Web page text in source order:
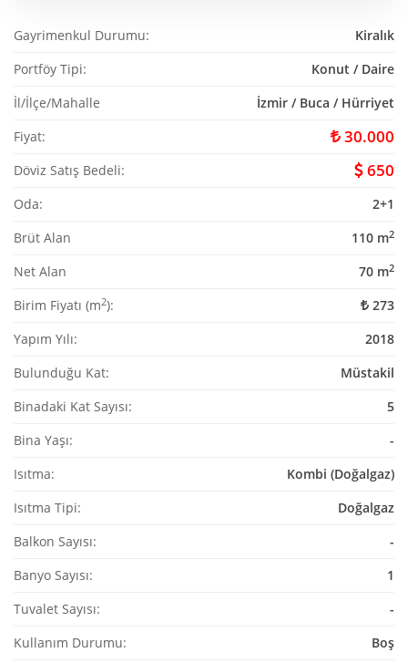
Gayrimenkul Durumu:
Kiralık
Portföy Tipi:
Konut / Daire
İl/İlçe/Mahalle
İzmir / Buca / Hürriyet
Fiyat:
30.000
Döviz Satış Bedeli: 650
Oda:
2+1
Brüt Alan
110 m2
Net Alan 70 m2
Birim Fiyatı (m2):
273
Yapım Yılı:
2018
Bulunduğu Kat:
Müstakil
Binadaki Kat Sayısı:
5
Bina Yaşı:
-
Isıtma:
Kombi (Doğalgaz)
Isıtma Tipi:
Doğalgaz
Balkon Sayısı:
-
Banyo Sayısı:
1
Tuvalet Sayısı:
-
Kullanım Durumu:
Boş